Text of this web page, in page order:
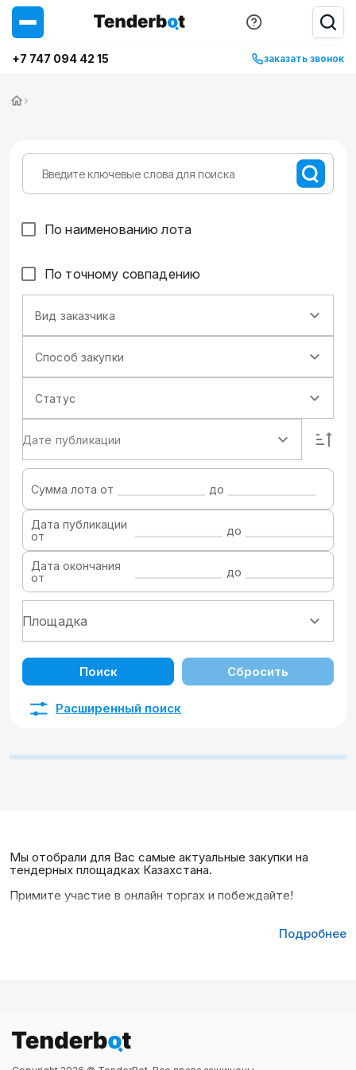
+7 747 094 42 15 заказать звонок
›
По наименованию лота
По точному совпадению
Вид заказчика
Способ закупки
Статус
Дате публикации
Сумма лота от до
Дата публикации
от
до
Дата окончания
от
до
Поиск Сбросить
Расширенный поиск
Мы отобрали для Вас самые актуальные закупки на
тендерных площадках Казахстана.
Примите участие в онлайн торгах и побеждайте!
Подробнее